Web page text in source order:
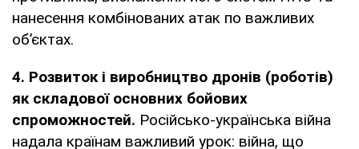
нанесення комбінованих атак по важливих
об’єктах.
4. Розвиток і виробництво дронів (роботів)
як складової основних бойових
спроможностей. Російсько-українська війна
надала країнам важливий урок: війна, що